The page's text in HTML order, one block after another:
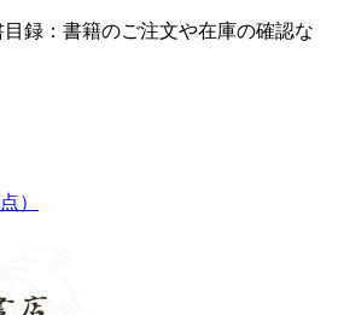
録：書籍のご注文や在庫の確認な
）